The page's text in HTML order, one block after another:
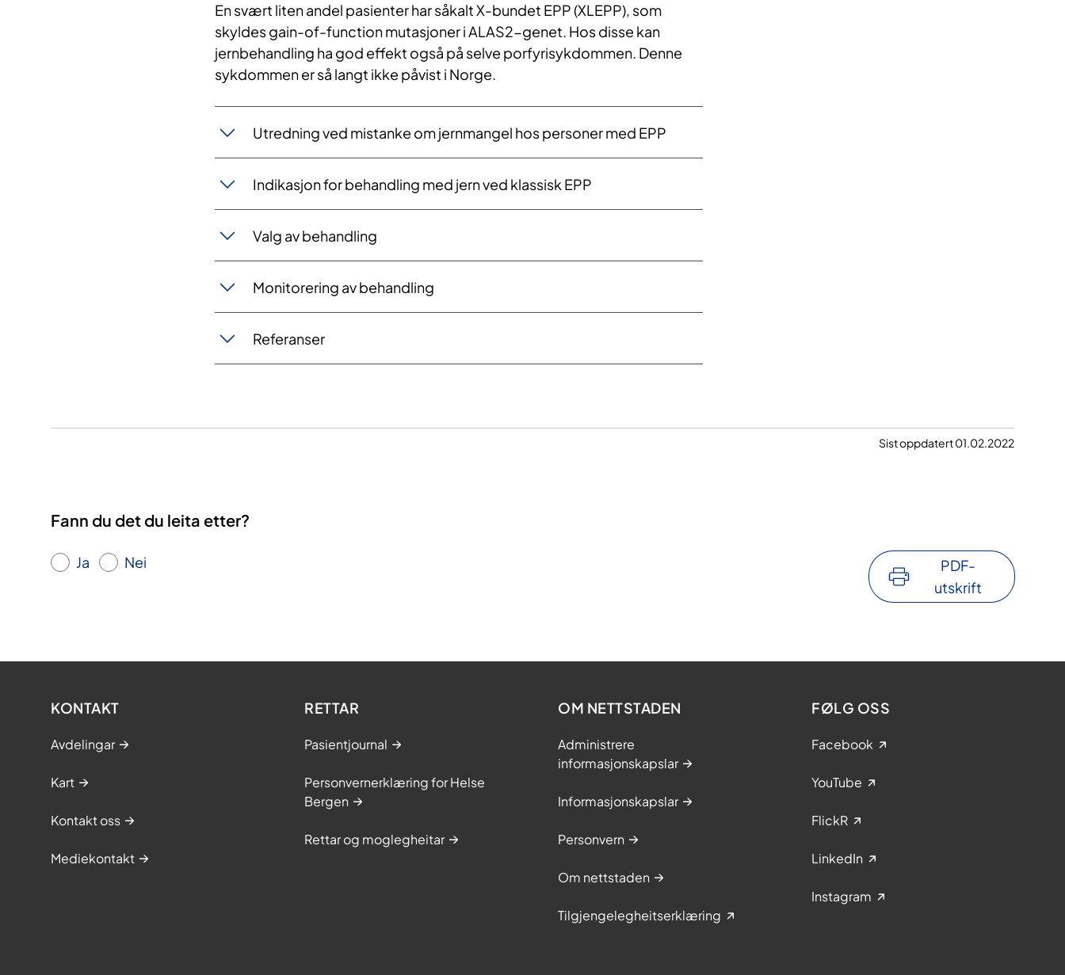
En svært liten andel pasienter har såkalt X-bundet EPP (XLEPP), som
skyldes gain-of-function mutasjoner i ALAS2-genet. Hos disse kan
jernbehandling ha god effekt også på selve porfyrisykdommen. Denne
sykdommen er så langt ikke påvist i Norge.
Utredning ved mistanke om jernmangel hos personer med EPP
Indikasjon for behandling med jern ved klassisk EPP
Valg av behandling
Monitorering av behandling
Referanser
Sist oppdatert 01.02.2022
Fann du det du leita etter?
Ja Nei
PDF-
utskrift
KONTAKT
Avdelingar
Kart
Kontakt oss
Mediekontakt
RETTAR
Pasientjournal
Personvernerklæring for Helse
Bergen
Rettar og moglegheitar
OM NETTSTADEN
Administrere
informasjonskapslar
Informasjonskapslar
Personvern
Om nettstaden
Tilgjengelegheitserklæring
FØLG OSS
Facebook
YouTube
FlickR
LinkedIn
Instagram